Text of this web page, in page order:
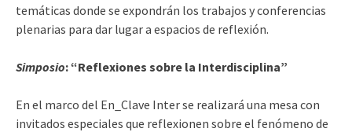
temáticas donde se expondrán los trabajos y conferencias
plenarias para dar lugar a espacios de reflexión.
Simposio: “Reflexiones sobre la Interdisciplina”
En el marco del En_Clave Inter se realizará una mesa con
invitados especiales que reflexionen sobre el fenómeno de